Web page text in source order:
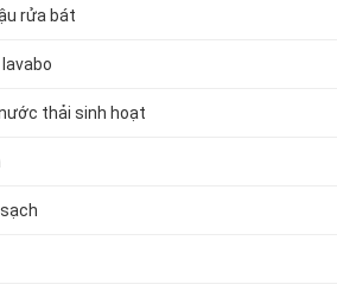
rửa bát
thải sinh hoạt